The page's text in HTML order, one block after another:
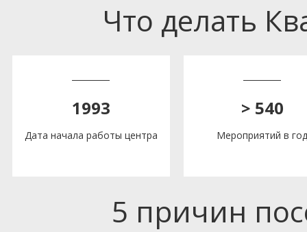
Что делать
1993
Дата начала работы центра
> 540
Мероприятий в год
5 причин